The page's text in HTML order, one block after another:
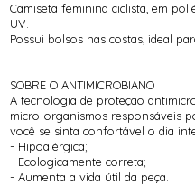
Camiseta feminina ciclista, em
UV.
Possui bolsos nas costas, ideal
SOBRE O ANTIMICROBIANO
A tecnologia de proteção
micro-organismos responsáveis
você se sinta confortável o dia
- Hipoalérgica;
- Ecologicamente correta;
- Aumenta a vida útil da peça.